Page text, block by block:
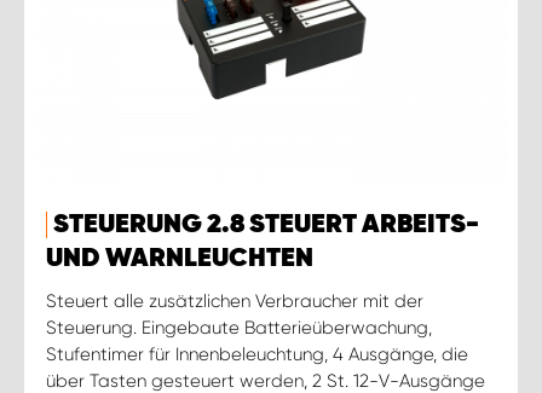
STEUERUNG 2.8 STEUERT ARBEITS-
UND WARNLEUCHTEN
Steuert alle zusätzlichen Verbraucher mit der
Steuerung. Eingebaute Batterieüberwachung,
Stufentimer für Innenbeleuchtung, 4 Ausgänge, die
über Tasten gesteuert werden, 2 St. 12-V-Ausgänge